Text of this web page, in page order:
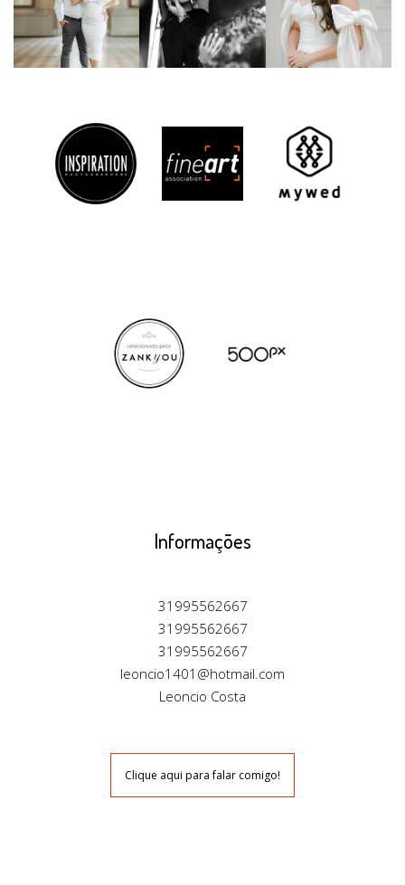
Informações
31995562667
31995562667
31995562667
leoncio1401@hotmail.com
Leoncio Costa
Clique aqui para falar comigo!